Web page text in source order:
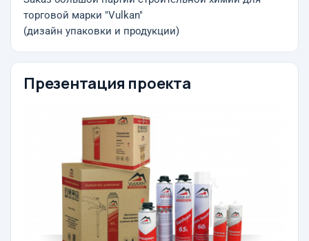
торговой марки "Vulkan"
(дизайн упаковки и продукции)
Презентация проекта